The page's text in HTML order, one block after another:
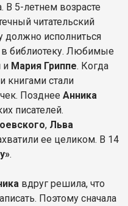
В 5-летнем возрасте
читательский
должно исполниться
в библиотеку. Любимые
и Мария Гриппе. Когда
книгами стали
Позднее Анника
писателей.
, Льва
ее целиком. В 14
.
вдруг решила, что
Поэтому сначала